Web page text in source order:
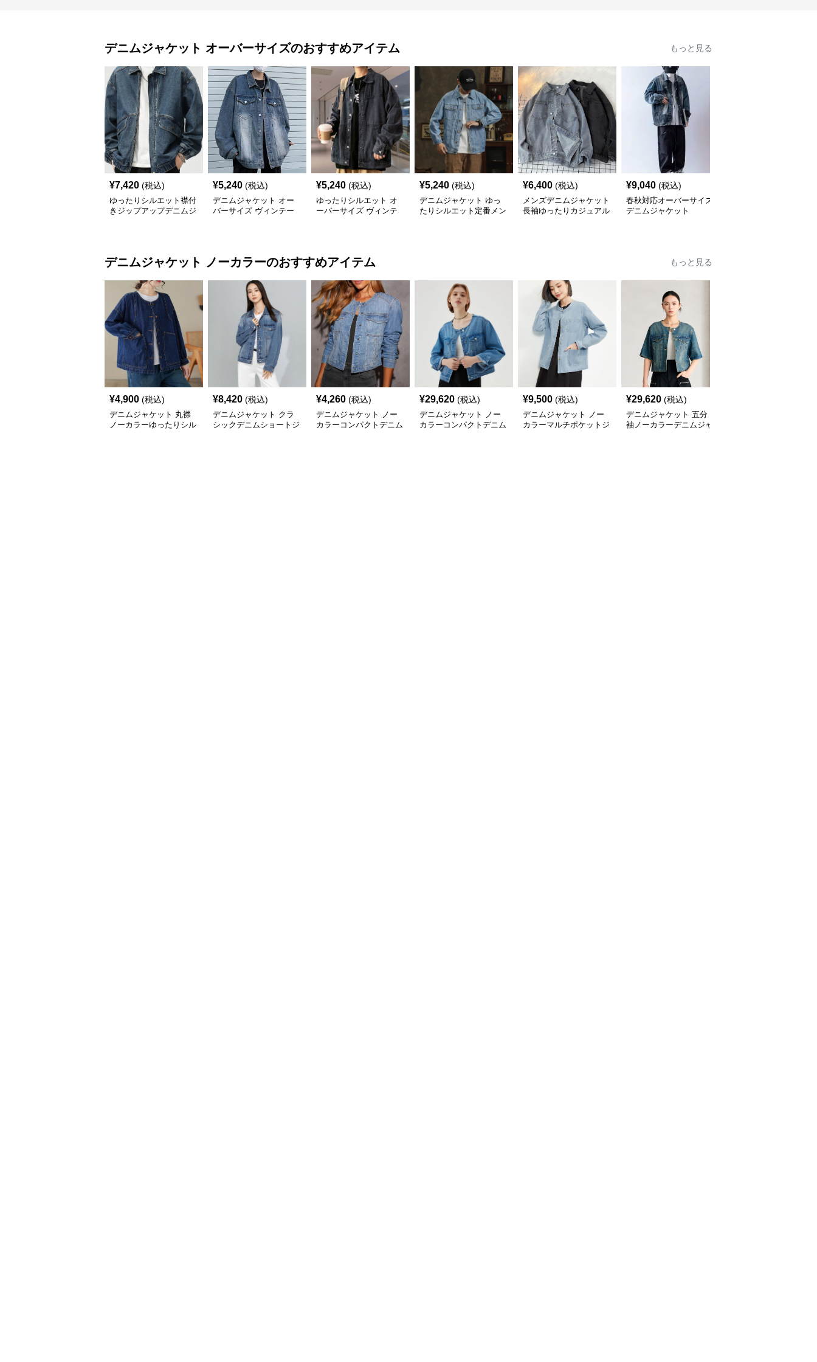
デニムジャケット オーバーサイズのおすすめアイテム もっと見る
¥7,420 (税込)
ゆったりシルエット襟付
きジップアップデニムジ
¥5,240 (税込)
デニムジャケット オー
バーサイズ ヴィンテー
¥5,240 (税込)
ゆったりシルエット オ
ーバーサイズ ヴィンテ
¥5,240 (税込)
デニムジャケット ゆっ
たりシルエット定番メン
¥6,400 (税込)
メンズデニムジャケット
長袖ゆったりカジュアル
¥9,040 (税込)
春秋対応オーバーサイズ
デニムジャケット
デニムジャケット ノーカラーのおすすめアイテム もっと見る
¥4,900 (税込)
デニムジャケット 丸襟
ノーカラーゆったりシル
¥8,420 (税込)
デニムジャケット クラ
シックデニムショートジ
¥4,260 (税込)
デニムジャケット ノー
カラーコンパクトデニム
¥29,620 (税込)
デニムジャケット ノー
カラーコンパクトデニム
¥9,500 (税込)
デニムジャケット ノー
カラーマルチポケットジ
¥29,620 (税込)
デニムジャケット 五分
袖ノーカラーデニムジャ